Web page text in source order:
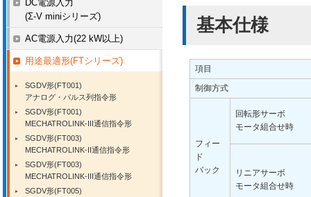
基本仕様
項目
制御方式
フィー
ド
バック
回転形サーボ
モータ組合せ時
リニアサーボ
モータ組合せ時
DC電源入力
(Σ-V miniシリーズ)
AC電源入力(22 kW以上)
用途最適形(FTシリーズ)
SGDV形(FT001)
アナログ・パルス列指令形
SGDV形(FT001)
MECHATROLINK-III通信指令形
SGDV形(FT003)
MECHATROLINK-II通信指令形
SGDV形(FT003)
MECHATROLINK-III通信指令形
SGDV形(FT005)